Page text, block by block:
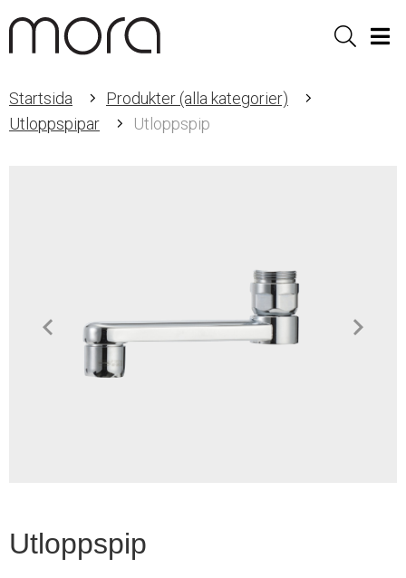
Sök
Startsida
Produkter (alla kategorier)
Utloppspipar
Utloppspip
Utloppspip